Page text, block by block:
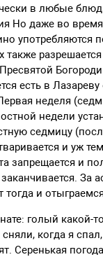
в любые
Но даже во
есть в
неделя
недели
седмицу
и уж
запрещается и
и
голый какой-
когда я
Серенькая